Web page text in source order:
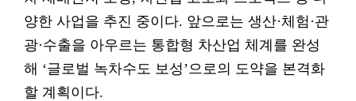
양한 사업을 추진 중이다. 앞으로는 생산·체험·관
광·수출을 아우르는 통합형 차산업 체계를 완성
해 ‘글로벌 녹차수도 보성’으로의 도약을 본격화
할 계획이다.